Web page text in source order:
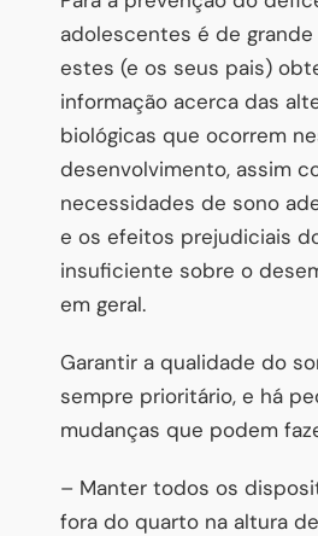
adolescentes é de
estes (e os seus pais)
informação acerca das
biológicas que ocorrem
desenvolvimento, assim
necessidades de sono
e os efeitos prejudiciais
insuficiente sobre o
em geral.
Garantir a qualidade do
sempre prioritário, e há
mudanças que podem
– Manter todos os
fora do quarto na altura